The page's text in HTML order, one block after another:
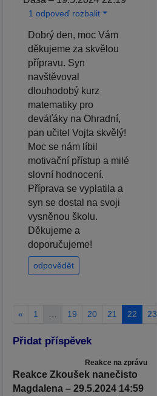
1 odpoveď rozbalit
Dobrý den, moc Vám
děkujeme za skvělou
přípravu. Syn
navštěvoval
dlouhodobý kurz
matematiky pro
deváťáky na Ohradní,
pan učitel Vojta skvělý!
Moc se nám líbil
motivační přístup a milé
slovní hodnocení.
Příprava se vyplatila a
syn se dostal na svoji
vysněnou školu.
Děkujeme a
doporučujeme!
odpovědět
« 1 19 20 21 22 23
Přidat příspěvek
Reakce na zprávu
Reakce Zkoušek nanečisto
Magdalena – 29.5.2024 14:59